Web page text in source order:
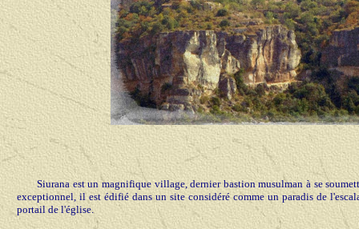
Siurana est un magnifique village, dernier bastion musulman à se
exceptionnel, il est édifié dans un site considéré comme un paradis de
portail de l'église.